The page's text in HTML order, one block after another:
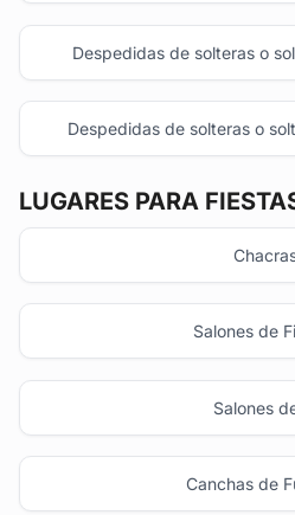
Despedidas de solteras o
Despedidas de solteras o
LUGARES PARA
Salones de
Salones
Canchas de